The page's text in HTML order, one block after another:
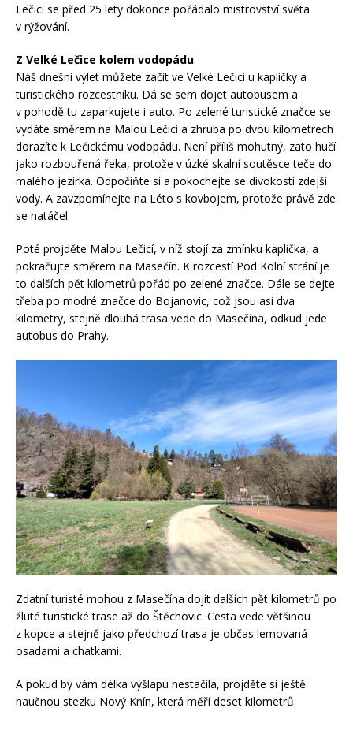
Lečici se před 25 lety dokonce pořádalo mistrovství světa
v rýžování.
Z Velké Lečice kolem vodopádu
Náš dnešní výlet můžete začít ve Velké Lečici u kapličky a
turistického rozcestníku. Dá se sem dojet autobusem a
v pohodě tu zaparkujete i auto. Po zelené turistické značce se
vydáte směrem na Malou Lečici a zhruba po dvou kilometrech
dorazíte k Lečickému vodopádu. Není příliš mohutný, zato hučí
jako rozbouřená řeka, protože v úzké skalní soutěsce teče do
malého jezírka. Odpočiňte si a pokochejte se divokostí zdejší
vody. A zavzpomínejte na Léto s kovbojem, protože právě zde
se natáčel.
Poté projděte Malou Lečicí, v níž stojí za zmínku kaplička, a
pokračujte směrem na Masečín. K rozcestí Pod Kolní strání je
to dalších pět kilometrů pořád po zelené značce. Dále se dejte
třeba po modré značce do Bojanovic, což jsou asi dva
kilometry, stejně dlouhá trasa vede do Masečína, odkud jede
autobus do Prahy.
Zdatní turisté mohou z Masečína dojít dalších pět kilometrů po
žluté turistické trase až do Štěchovic. Cesta vede většinou
z kopce a stejně jako předchozí trasa je občas lemovaná
osadami a chatkami.
A pokud by vám délka výšlapu nestačila, projděte si ještě
naučnou stezku Nový Knín, která měří deset kilometrů.